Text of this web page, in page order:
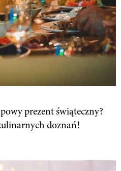
prezent świąteczny?
doznań!